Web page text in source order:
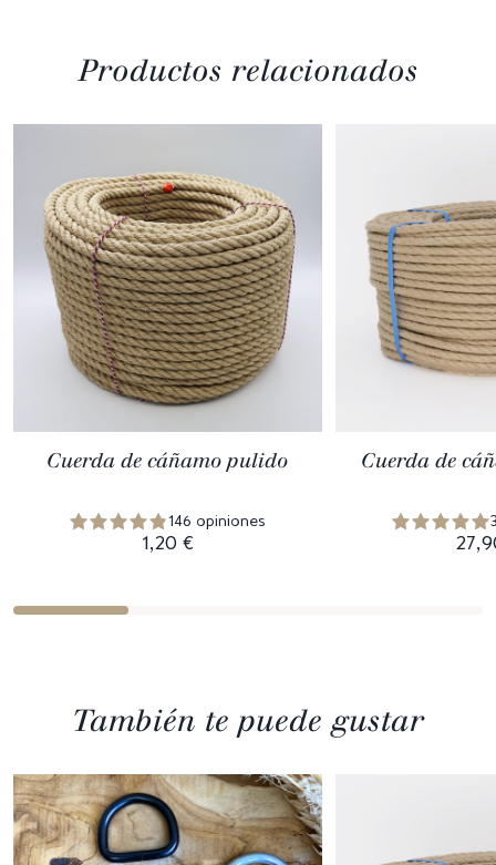
Productos relacionados
Cuerda de cáñamo pulido
146 opiniones
1,20 €
Cuerda de
También te puede gustar